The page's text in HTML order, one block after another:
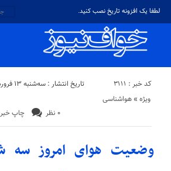
لطفا یک افزونه تاریخ نصب کنید.
کد خبر : ۳۱۱۱ تاریخ انتشار : سه‌شنبه ۱۳ فروردین ۱۳۹۸ - ۷:۱۱
چاپ خبر ۰ نظر
هواشناسی « ویژه